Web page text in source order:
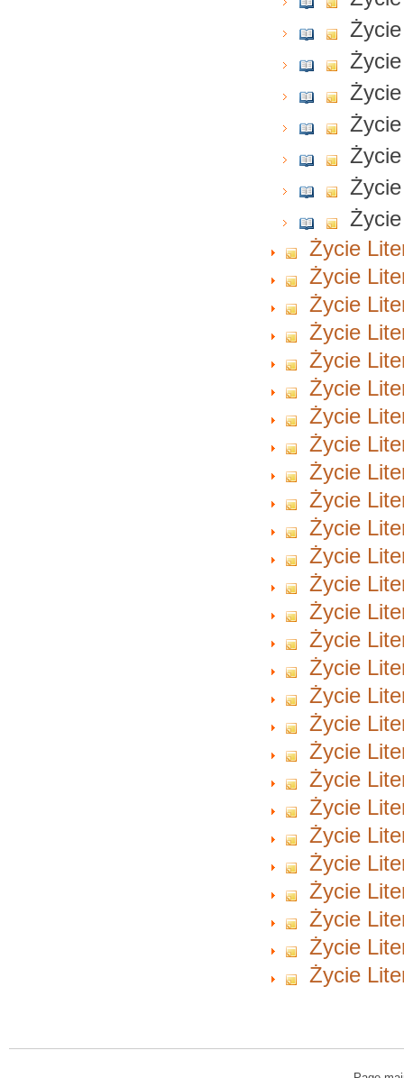
Życie
Życie
Życie
Życie
Życie
Życie
Życie
Życie
Życie
Życie
Życie
Życie
Życie
Życie
Życie
Życie
Życie
Życie
Życie
Życie
Życie
Życie
Życie
Życie
Życie
Życie
Życie